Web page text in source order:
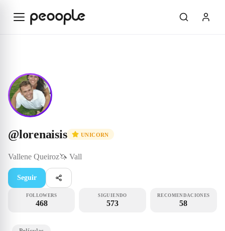
@lorenaisis UNICORN
Vallene Queiroz🦄 Vall
Seguir
FOLLOWERS
468
SIGUIENDO
573
RECOMENDACIONES
58